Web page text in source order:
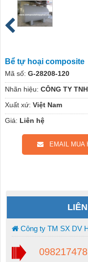
Bể tự hoại composite
Mã số: G-28208-120
Nhãn hiệu: CÔNG TY
Xuất xứ: Việt Nam
Giá: Liên hệ
EMAIL MUA
Công ty TM SX DV